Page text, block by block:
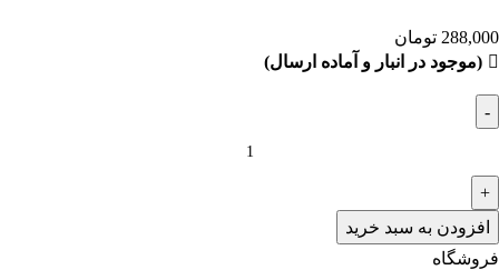
288,000 تومان
(موجود در انبار و آماده ارسال)
افزودن به سبد خرید
فروشگاه